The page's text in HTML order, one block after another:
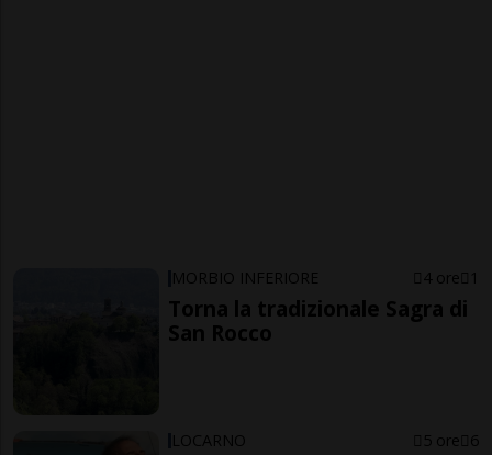
MORBIO INFERIORE 4 ore 1
Torna la tradizionale Sagra di
San Rocco
LOCARNO 5 ore 6